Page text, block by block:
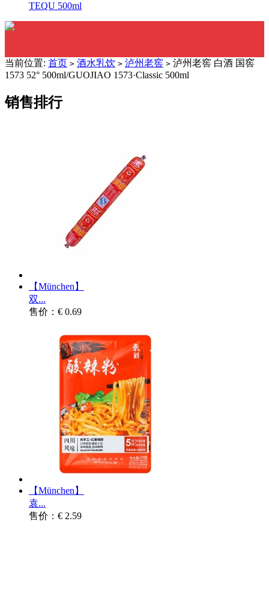
TEQU 500ml
当前位置: 首页 > 酒水乳饮 > 泸州老窖 > 泸州老窖 白酒 国窖
1573 52° 500ml/GUOJIAO 1573·Classic 500ml
销售排行
【München】
双...
售价：€ 0.69
【München】
袁...
售价：€ 2.59